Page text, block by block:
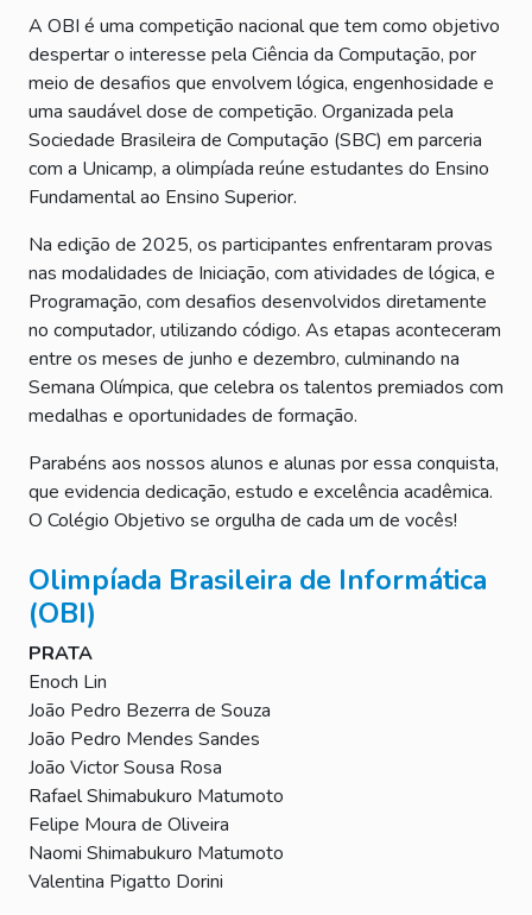
A OBI é uma competição nacional que tem como objetivo
despertar o interesse pela Ciência da Computação, por
meio de desafios que envolvem lógica, engenhosidade e
uma saudável dose de competição. Organizada pela
Sociedade Brasileira de Computação (SBC) em parceria
com a Unicamp, a olimpíada reúne estudantes do Ensino
Fundamental ao Ensino Superior.
Na edição de 2025, os participantes enfrentaram provas
nas modalidades de Iniciação, com atividades de lógica, e
Programação, com desafios desenvolvidos diretamente
no computador, utilizando código. As etapas aconteceram
entre os meses de junho e dezembro, culminando na
Semana Olímpica, que celebra os talentos premiados com
medalhas e oportunidades de formação.
Parabéns aos nossos alunos e alunas por essa conquista,
que evidencia dedicação, estudo e excelência acadêmica.
O Colégio Objetivo se orgulha de cada um de vocês!
Olimpíada Brasileira de Informática
(OBI)
PRATA
Enoch Lin
João Pedro Bezerra de Souza
João Pedro Mendes Sandes
João Victor Sousa Rosa
Rafael Shimabukuro Matumoto
Felipe Moura de Oliveira
Naomi Shimabukuro Matumoto
Valentina Pigatto Dorini